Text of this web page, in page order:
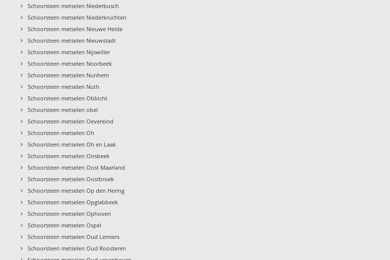
› Schoorsteen metselen Niederbusch
› Schoorsteen metselen Niederkruchten
› Schoorsteen metselen Nieuwe Heide
› Schoorsteen metselen Nieuwstadt
› Schoorsteen metselen Nijswiller
› Schoorsteen metselen Noorbeek
› Schoorsteen metselen Nunhem
› Schoorsteen metselen Nuth
› Schoorsteen metselen Obbicht
› Schoorsteen metselen obel
› Schoorsteen metselen Oevereind
› Schoorsteen metselen Oh
› Schoorsteen metselen Oh en Laak
› Schoorsteen metselen Oirsbeek
› Schoorsteen metselen Oost Maarland
› Schoorsteen metselen Oostbroek
› Schoorsteen metselen Op den Hering
› Schoorsteen metselen Opglabbeek
› Schoorsteen metselen Ophoven
› Schoorsteen metselen Ospel
› Schoorsteen metselen Oud Lemiers
› Schoorsteen metselen Oud Roosteren